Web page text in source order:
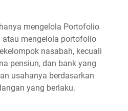
mengelola Portofolio
atau mengelola portofolio
nasabah, kecuali
pensiun, dan bank yang
usahanya berdasarkan
yang berlaku.